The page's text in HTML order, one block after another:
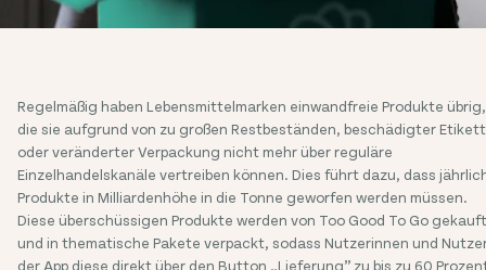
Regelmäßig haben Lebensmittelmarken einwandfreie Produkte übrig,
die sie aufgrund von zu großen Restbeständen, beschädigter
oder veränderter Verpackung nicht mehr über reguläre
Einzelhandelskanäle vertreiben können. Dies führt dazu, dass
Produkte in Milliardenhöhe in die Tonne geworfen werden müssen.
Diese überschüssigen Produkte werden von Too Good To Go gekauft
und in thematische Pakete verpackt, sodass Nutzerinnen und
der App diese direkt über den Button „Lieferung” zu bis zu 60